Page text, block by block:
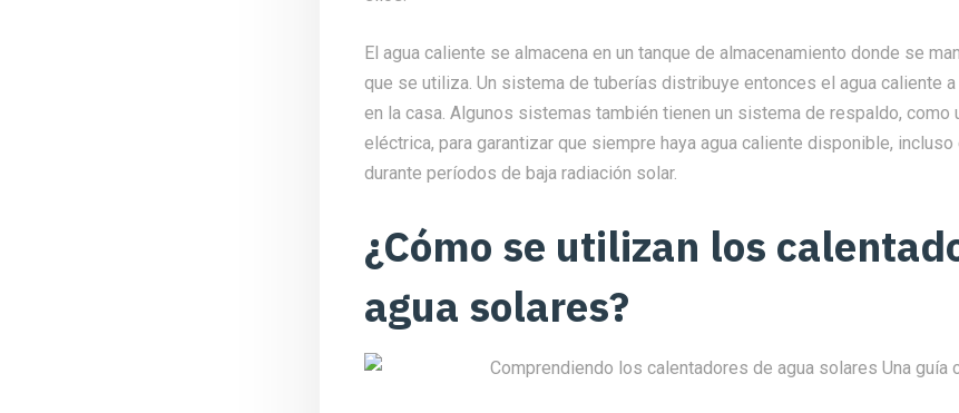
El agua caliente se almacena en un tanque de almacenamiento donde se
que se utiliza. Un sistema de tuberías distribuye entonces el agua caliente
en la casa. Algunos sistemas también tienen un sistema de respaldo, como
eléctrica, para garantizar que siempre haya agua caliente disponible,
durante períodos de baja radiación solar.
¿Cómo se utilizan los
agua solares?